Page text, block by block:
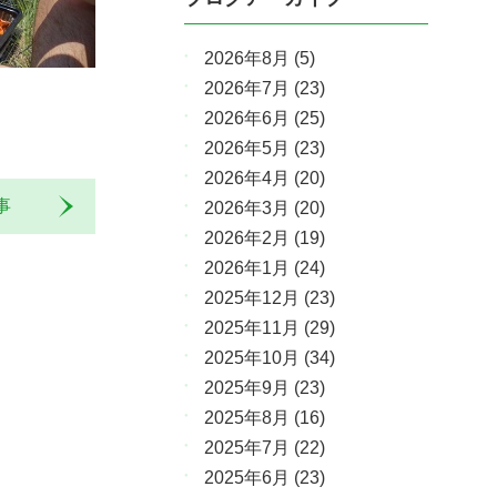
2026年8月 (5)
2026年7月 (23)
2026年6月 (25)
2026年5月 (23)
2026年4月 (20)
2026年3月 (20)
2026年2月 (19)
2026年1月 (24)
2025年12月 (23)
2025年11月 (29)
2025年10月 (34)
2025年9月 (23)
2025年8月 (16)
2025年7月 (22)
2025年6月 (23)